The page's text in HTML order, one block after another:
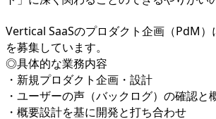
Vertical SaaSのプロダクト企画（PdM）
を募集しています。
◎具体的な業務内容
・新規プロダクト企画・設計
・ユーザーの声（バックログ）の確認と
・概要設計を基に開発と打ち合わせ